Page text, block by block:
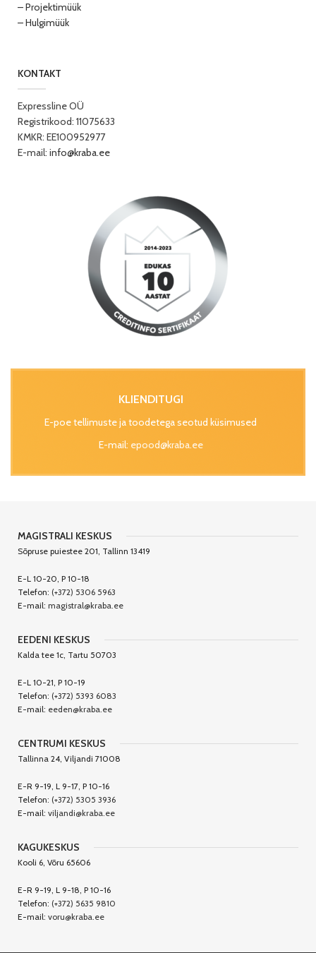
– Projektimüük
– Hulgimüük
KONTAKT
Expressline OÜ
Registrikood: 11075633
KMKR: EE100952977
E-mail: info@kraba.ee
KLIENDITUGI
E-poe tellimuste ja toodetega seotud küsimused
E-mail: epood@kraba.ee
MAGISTRALI KESKUS
Sõpruse puiestee 201, Tallinn 13419
E-L 10-20, P 10-18
Telefon: (+372) 5306 5963
E-mail: magistral@kraba.ee
EEDENI KESKUS
Kalda tee 1c, Tartu 50703
E-L 10-21, P 10-19
Telefon: (+372) 5393 6083
E-mail: eeden@kraba.ee
CENTRUMI KESKUS
Tallinna 24, Viljandi 71008
E-R 9-19, L 9-17, P 10-16
Telefon: (+372) 5305 3936
E-mail: viljandi@kraba.ee
KAGUKESKUS
Kooli 6, Võru 65606
E-R 9-19, L 9-18, P 10-16
Telefon: (+372) 5635 9810
E-mail: voru@kraba.ee